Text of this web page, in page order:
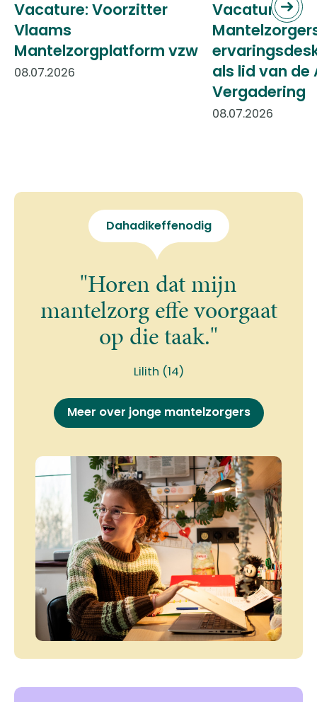
Vacature: Voorzitter
Vlaams
Mantelzorgplatform vzw
08.07.2026
Vacature:
als lid van de
Vergadering
08.07.2026
Dahadikeffenodig
"Horen dat mijn
mantelzorg effe voorgaat
op die taak."
Lilith (14)
Meer over jonge mantelzorgers